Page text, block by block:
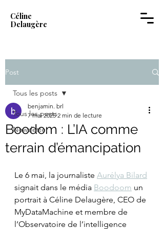
Céline
Delaugère
Post
Tous les posts
Newsletter
Tous les posts
Boodom : L’IA comme
terrain d’émancipation
benjamin. brl
7 mai 2025 2 min de lecture
Le 6 mai, la journaliste Aurélya Bilard
signait dans le média Boodoom un
portrait à Céline Delaugère, CEO de
MyDataMachine et membre de
l’Observatoire de l’intelligence